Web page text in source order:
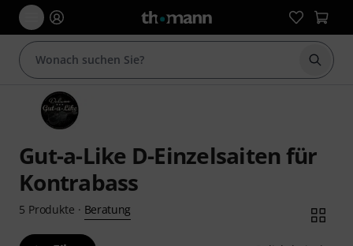
Suche
Gut-a-Like D-Einzelsaiten für
Kontrabass
5 Produkte · Beratung